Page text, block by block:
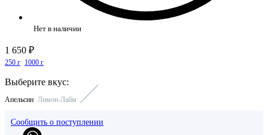
Нет в наличии
1 650 ₽
250 г 1000 г
Выберите вкус:
Апельсин Лимон-Лайм
Сообщить о поступлении